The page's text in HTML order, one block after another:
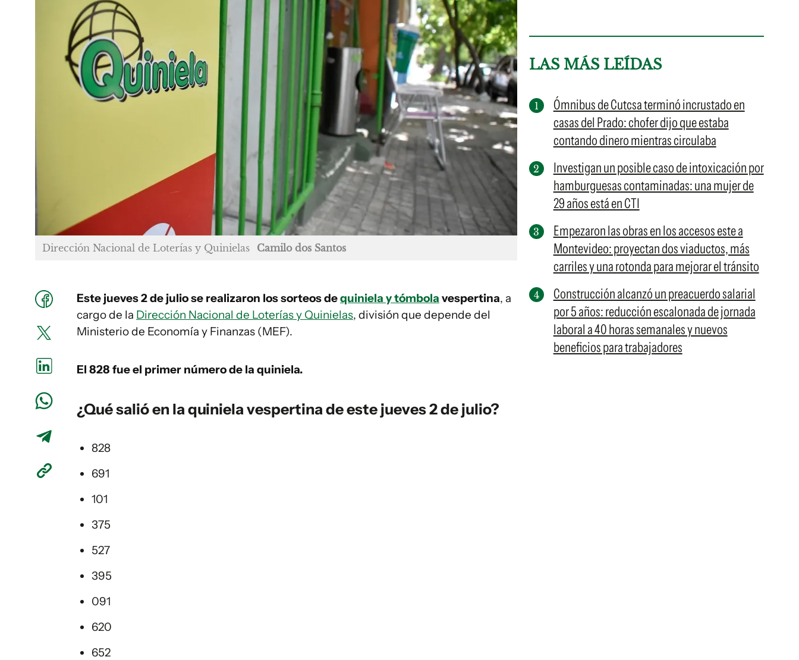
Dirección Nacional de Loterías y Quinielas Camilo dos Santos
Este jueves 2 de julio se realizaron los sorteos dequiniela y tómbola vespertina, a
cargo de la Dirección Nacional de Loterías y Quinielas, división que depende del
Ministerio de Economía y Finanzas (MEF).
El 828 fue el primer número de la quiniela.
¿Qué salió en la quiniela vespertina de este jueves 2 de julio?
828
691
101
375
527
395
091
620
652
LAS MÁS LEÍDAS
Ómnibus de Cutcsa terminó incrustado en
casas del Prado: chofer dijo que estaba
contando dinero mientras circulaba
Investigan un posible caso de intoxicación por
hamburguesas contaminadas: una mujer de
29 años está en CTI
Empezaron las obras en los accesos este a
Montevideo: proyectan dos viaductos, más
carriles y una rotonda para mejorar el tránsito
Construcción alcanzó un preacuerdo salarial
por 5 años: reducción escalonada de jornada
laboral a 40 horas semanales y nuevos
beneficios para trabajadores